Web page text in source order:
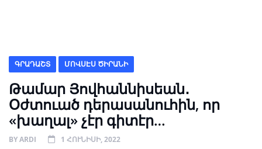
ԳՐԱԴԱՇՏ ՄՈՎՍԷՍ ԾԻՐԱՆԻ
Թամար Յովհաննիսեան․
Օժտուած դերասանուհին, որ
«խաղալ» չէր գիտէր…
BYARDI 1 ՀՈՒՆԻՍԻ, 2022